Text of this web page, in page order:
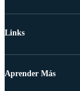
Links
Aprender Más